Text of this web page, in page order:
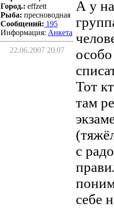
Город.: effzett
Рыба: пресноводная
Сообщений: 195
Информация: Aнкета
22.06.2007 20:07
А у
Тот
там
с
себе